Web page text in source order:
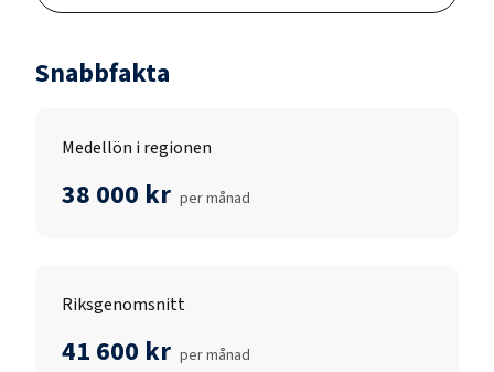
Snabbfakta
Medellön i regionen
38 000 kr per månad
Riksgenomsnitt
41 600 kr per månad